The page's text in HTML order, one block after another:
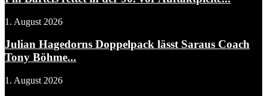
1. August 2026
Julian Hagedorns Doppelpack lässt Saraus Coach
Tony Böhme...
1. August 2026